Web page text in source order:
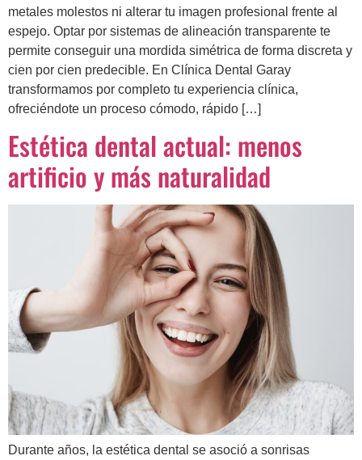
metales molestos ni alterar tu imagen profesional frente al
espejo. Optar por sistemas de alineación transparente te
permite conseguir una mordida simétrica de forma discreta y
cien por cien predecible. En Clínica Dental Garay
transformamos por completo tu experiencia clínica,
ofreciéndote un proceso cómodo, rápido […]
Estética dental actual: menos
artificio y más naturalidad
Durante años, la estética dental se asoció a sonrisas